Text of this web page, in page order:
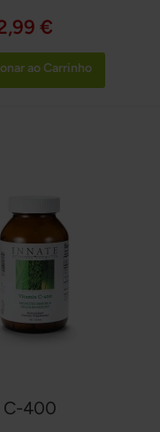
€
ao Carrinho
C-400